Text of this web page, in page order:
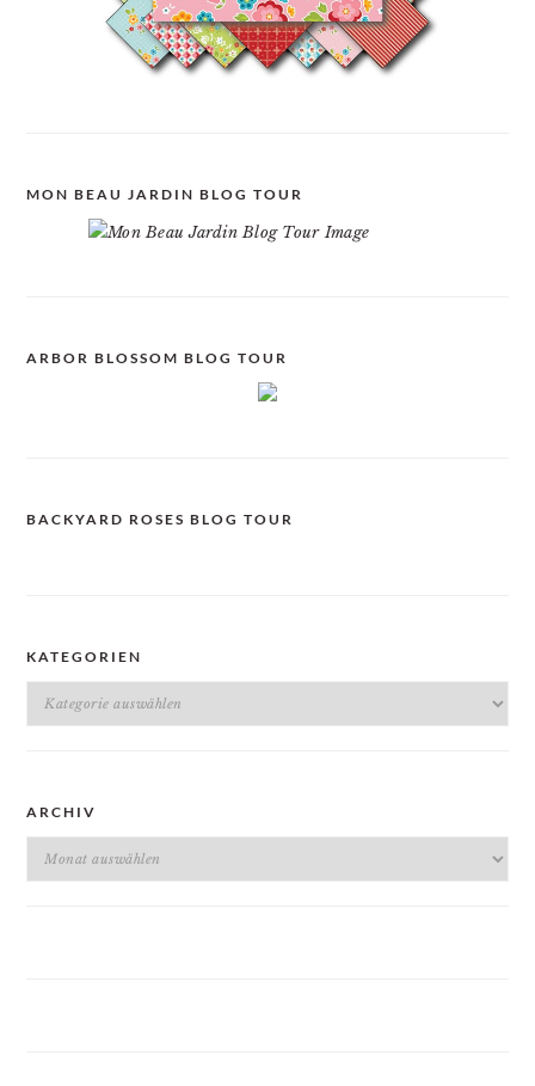
MON BEAU JARDIN BLOG TOUR
ARBOR BLOSSOM BLOG TOUR
BACKYARD ROSES BLOG TOUR
KATEGORIEN
Kategorien
ARCHIV
Archiv